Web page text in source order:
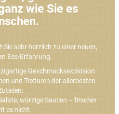
wie Sie es
Sie sehr herzlich zu einer neuen,
Ess-Erfahrung.
Geschmacksexplosion
und Texturen der allerbesten
würzige Saucen – frischer
es nicht.